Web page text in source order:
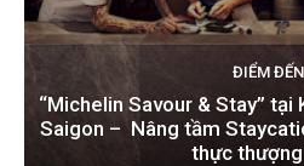
ĐIỂM ĐẾN
“Michelin Savour & Stay” tại
Saigon – Nâng tầm
thực